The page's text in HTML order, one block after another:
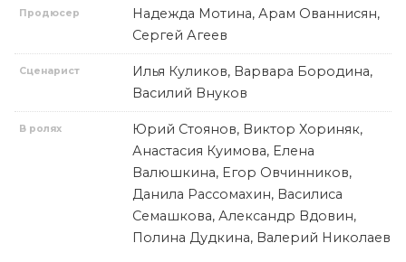
Продюсер
Надежда Мотина, Арам Ованнисян,
Сергей Агеев
Сценарист
Илья Куликов, Варвара Бородина,
Василий Внуков
В ролях
Юрий Стоянов, Виктор Хориняк,
Анастасия Куимова, Елена
Валюшкина, Егор Овчинников,
Данила Рассомахин, Василиса
Семашкова, Александр Вдовин,
Полина Дудкина, Валерий Николаев